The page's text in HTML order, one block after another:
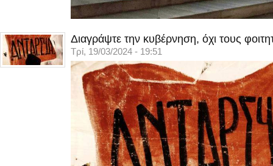
Διαγράψτε την κυβέρνηση, όχι τους
Τρί, 19/03/2024 - 19:51